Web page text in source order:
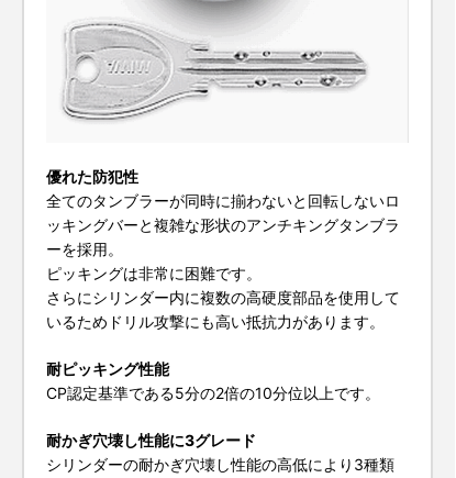
優れた防犯性
全てのタンブラーが同時に揃わないと回転しないロ
ッキングバーと複雑な形状のアンチキングタンブラ
ーを採用。
ピッキングは非常に困難です。
さらにシリンダー内に複数の高硬度部品を使用して
いるためドリル攻撃にも高い抵抗力があります。
耐ピッキング性能
CP認定基準である5分の2倍の10分位以上です。
耐かぎ穴壊し性能に3グレード
シリンダーの耐かぎ穴壊し性能の高低により3種類